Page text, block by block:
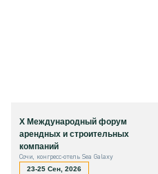
X Международный форум
арендных и строительных
компаний
Сочи, конгресс-отель Sea Galaxy
23-25 Сен, 2026